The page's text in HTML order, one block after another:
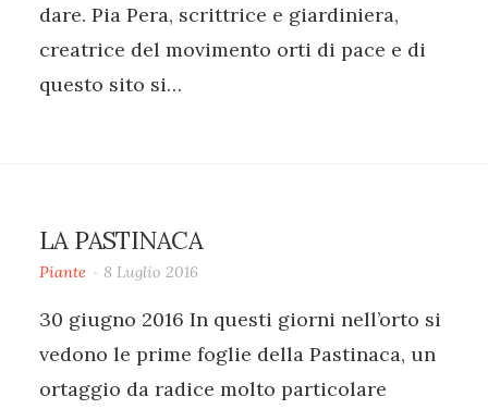
dare. Pia Pera, scrittrice e giardiniera,
creatrice del movimento orti di pace e di
questo sito si…
LA PASTINACA
Piante 8 Luglio 2016
30 giugno 2016 In questi giorni nell’orto si
vedono le prime foglie della Pastinaca, un
ortaggio da radice molto particolare